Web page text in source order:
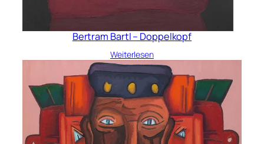
Bertram Bartl – Doppelkopf
Weiterlesen